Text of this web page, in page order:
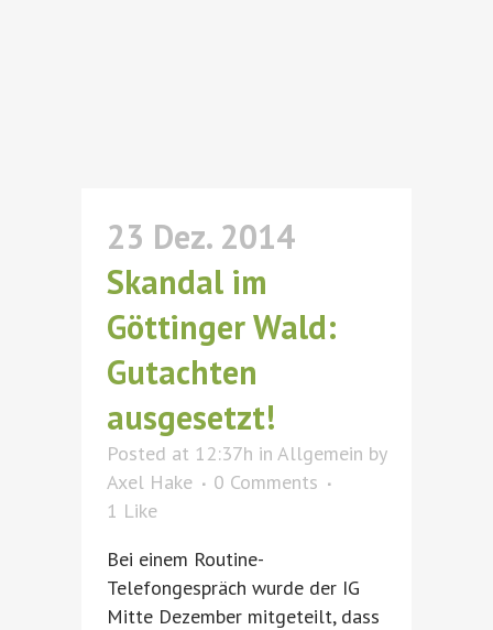
23 Dez. 2014
Skandal im
Göttinger Wald:
Gutachten
ausgesetzt!
Posted at 12:37h in Allgemein by
Axel Hake
0 Comments
1 Like
Bei einem Routine-
Telefongespräch wurde der IG
Mitte Dezember mitgeteilt, dass